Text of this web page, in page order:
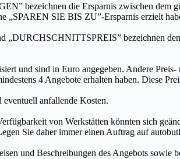
bezeichnen die Ersparnis zwischen dem
„SPAREN SIE BIS ZU”-Ersparnis erzielt
bezeichnen
und sind in Euro angegeben. Andere
4 Angebote erhalten haben. Diese
anfallende Kosten.
von Werkstätten könnten sich
Sie daher immer einen Auftrag auf
und Beschreibungen des Angebots sowie